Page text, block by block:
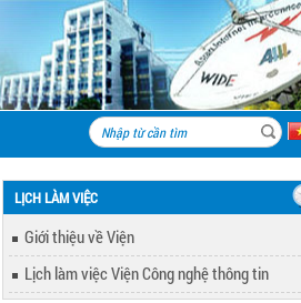
LỊCH LÀM VIỆC
Giới thiệu về Viện
Lịch làm việc Viện Công nghệ thông tin